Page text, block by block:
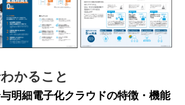
かること
明細電子化クラウドの特徴・機能